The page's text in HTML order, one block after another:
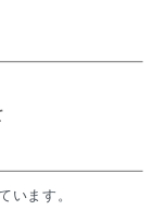
います。